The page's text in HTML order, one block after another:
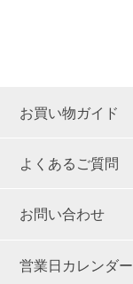
お買い物ガイド
よくあるご質問
お問い合わせ
営業日カレンダー